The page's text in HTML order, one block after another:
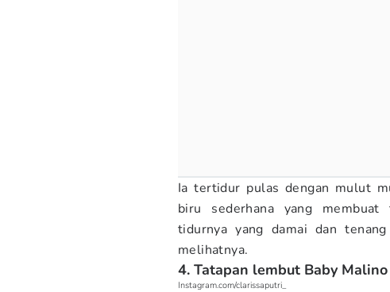
Ia tertidur pulas dengan mulut
biru sederhana yang membuat
tidurnya yang damai dan
melihatnya.
4. Tatapan lembut Baby Malino
Instagram.com/clarissaputri_